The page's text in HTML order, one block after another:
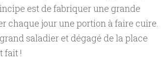
est de fabriquer une grande
chaque jour une portion à faire cuire.
saladier et dégagé de la place
fait !